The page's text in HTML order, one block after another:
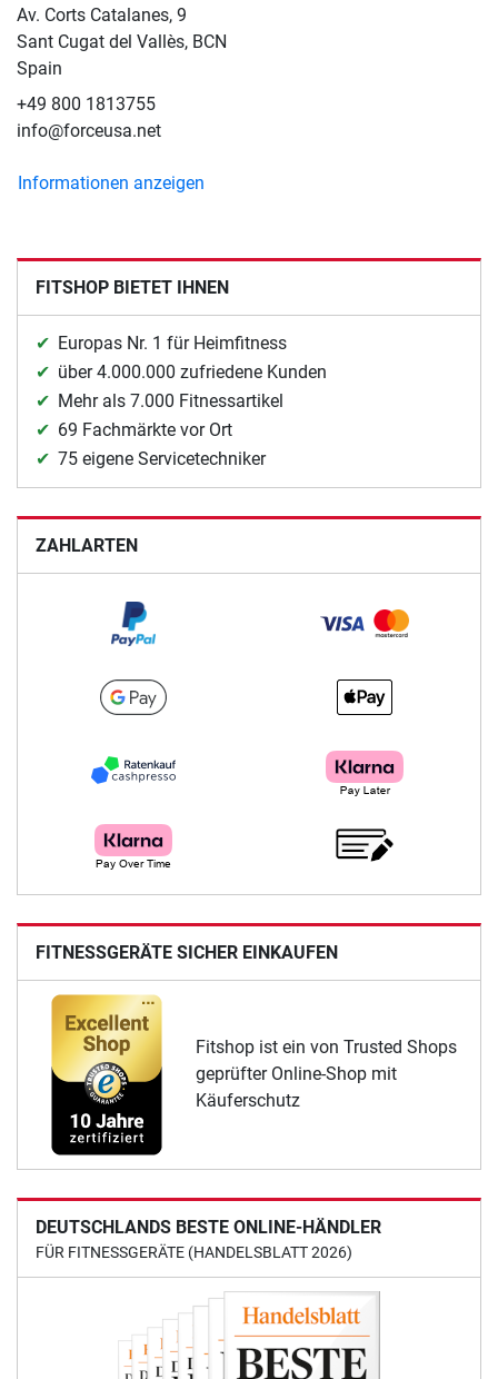
Av. Corts Catalanes, 9
Sant Cugat del Vallès, BCN
Spain
+49 800 1813755
info@forceusa.net
Informationen anzeigen
FITSHOP BIETET IHNEN
Europas Nr. 1 für Heimfitness
über 4.000.000 zufriedene Kunden
Mehr als 7.000 Fitnessartikel
69 Fachmärkte vor Ort
75 eigene Servicetechniker
ZAHLARTEN
FITNESSGERÄTE SICHER EINKAUFEN
Fitshop ist ein von Trusted Shops
geprüfter Online-Shop mit
Käuferschutz
DEUTSCHLANDS BESTE ONLINE-HÄNDLER
FÜR FITNESSGERÄTE (HANDELSBLATT 2026)